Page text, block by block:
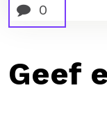
0
Geef